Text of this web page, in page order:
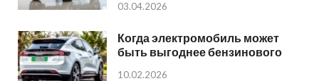
03.04.2026
Когда электромобиль может
быть выгоднее бензинового
10.02.2026